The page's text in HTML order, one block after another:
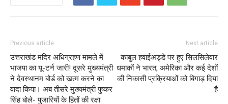
Previous article
उत्तराखंड मंदिर अधिग्रहण मामले में
भाजपा का यू-टर्न जारी! दूसरे मुख्यमंत्री
ने देवस्थानम बोर्ड को खत्म करने का
वादा किया। अब तीसरे मुख्यमंत्री पुष्कर
सिंह बोले- पुजारियों के हितों की रक्षा
Next article
काबुल हवाईअड्डे पर हुए सिलसिलेवार
धमाकों ने भारत, अमेरिका और कई देशों
की निकासी प्रक्रियाओं को बिगाड़ दिया
है